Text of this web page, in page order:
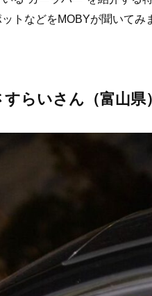
トなどをMOBYが聞いて
らいさん（富山県）